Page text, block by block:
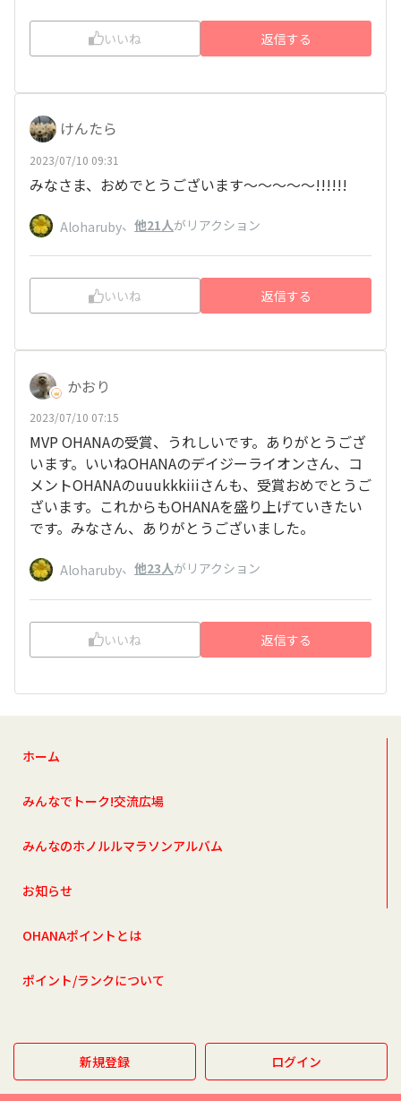
いいね 返信する
けんたら
2023/07/10 09:31
みなさま、おめでとうございます〜〜〜〜〜!!!!!!
Aloharuby、 他21人がリアクション
いいね 返信する
かおり
2023/07/10 07:15
MVP OHANAの受賞、うれしいです。ありがとうござ
います。いいねOHANAのデイジーライオンさん、コ
メントOHANAのuuukkkiiiさんも、受賞おめでとうご
ざいます。これからもOHANAを盛り上げていきたい
です。みなさん、ありがとうございました。
Aloharuby、 他23人がリアクション
いいね 返信する
ホーム
みんなでトーク!交流広場
みんなのホノルルマラソンアルバム
お知らせ
OHANAポイントとは
ポイント/ランクについて
新規登録 ログイン